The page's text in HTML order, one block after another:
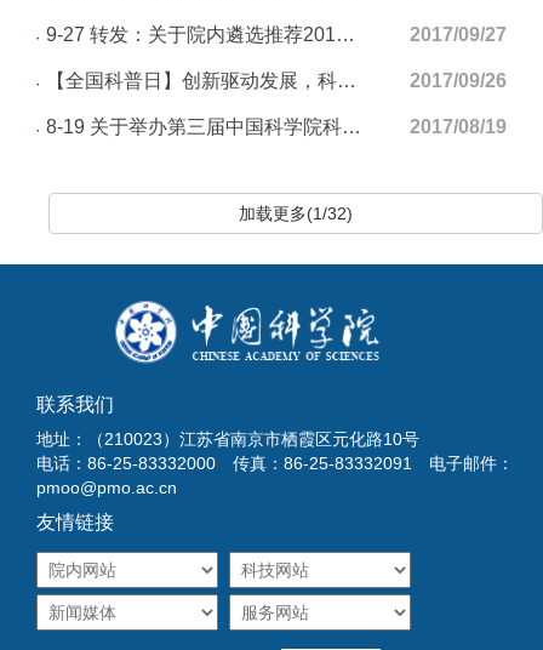
9-27 转发：关于院内遴选推荐2018年国家科学技术进步奖科普项目的通知 2017/09/27
【全国科普日】创新驱动发展，科学破除愚昧——紫金山天文台举办系列科普活动 2017/09/26
8-19 关于举办第三届中国科学院科普微视频创意大赛的通知 2017/08/19
加载更多(1/32)
联系我们
地址：（210023）江苏省南京市栖霞区元化路10号
电话：86-25-83332000 传真：86-25-83332091 电子邮件：
pmoo@pmo.ac.cn
友情链接